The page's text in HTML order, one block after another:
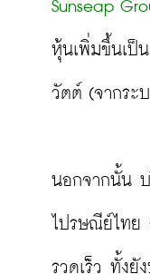
Sunseap
หุ้นเพิ่มขึ้นเป็
วัตต์ (จากระ
นอกจากนั้น
ไปรษณีย์ไทย
รวดเร็ว ทั้งยั